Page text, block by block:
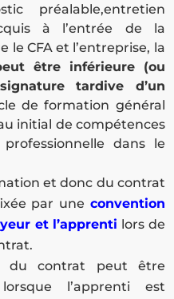
préalable,entretien
à l’entrée de la
CFA et l’entreprise, la
être inférieure (ou
tardive d’un
de formation général
initial de compétences
dans le
et donc du contrat
par une convention
et l’apprenti lors de
du contrat peut être
l’apprenti est